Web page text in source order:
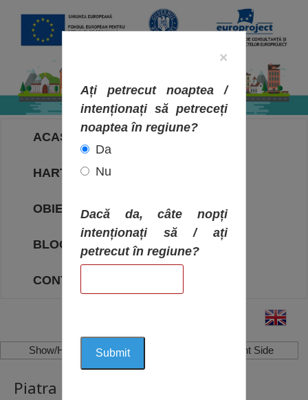
ACASA
HARTA OBIECTIVELOR
OBIECTIVE
BLOG
CONTACT
Show/Hide Left Side Show/Hide Right Side
Piatra Rayuv (Eco-Alee), Elena
×
Ați petrecut noaptea /
intenționați să petreceți
noaptea în regiune?
Da
Nu
Dacă da, câte nopți
intenționați să / ați
petrecut în regiune?